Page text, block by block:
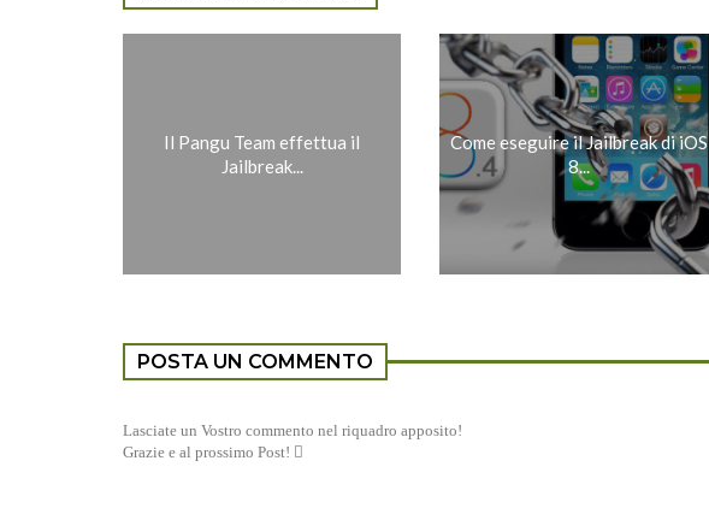
Il Pangu Team effettua il
Jailbreak...
Come eseguire il Jailbreak di iOS
8...
POSTA UN COMMENTO
Lasciate un Vostro commento nel riquadro apposito!
Grazie e al prossimo Post! 